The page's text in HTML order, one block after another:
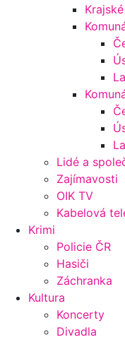
Lidé a
Zajímavosti
OIK TV
Kabelová
Krimi
Policie ČR
Hasiči
Záchranka
Kultura
Koncerty
Divadla